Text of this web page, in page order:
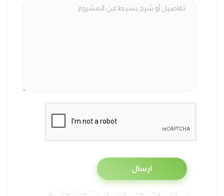
ارسال